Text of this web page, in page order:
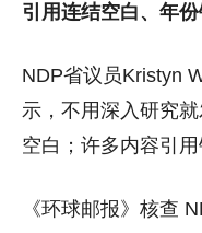
引用连结空白、年
NDP省议员Kristyn
示，不用深入研究
空白；许多内容引
《环球邮报》核查